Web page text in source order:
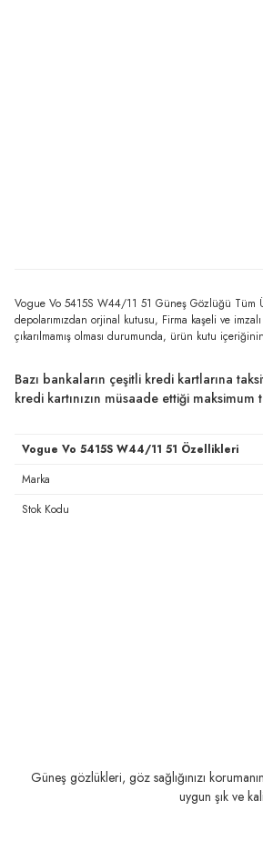
Vogue Vo 5415S W44/11 51 Güneş Gözlüğü Tüm
depolarımızdan orjinal kutusu, Firma kaşeli ve
çıkarılmamış olması durumunda, ürün kutu
Bazı bankaların çeşitli kredi kartlarına
kredi kartınızın müsaade ettiği
Vogue Vo 5415S W44/11 51 Özellikleri
Marka
Stok Kodu
Güneş gözlükleri, göz sağlığınızı
uygun şık ve